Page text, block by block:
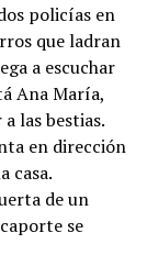
policías en
que ladran
a escuchar
Ana María,
las bestias.
en dirección
casa.
de un
se